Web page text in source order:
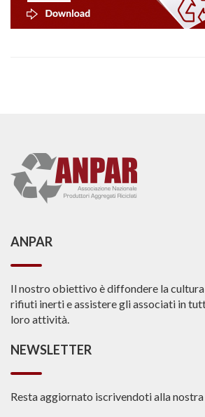
ANPAR
Il nostro obiettivo è diffondere la
rifiuti inerti e assistere gli associati in
loro attività.
NEWSLETTER
Resta aggiornato iscrivendoti alla